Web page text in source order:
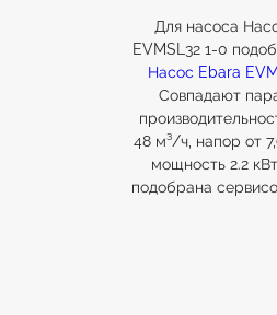
Для насоса
EVMSL32 1-0
Насос Ebara
Совпадают
48 м³/ч, напор от
мощность 2.2
подобрана